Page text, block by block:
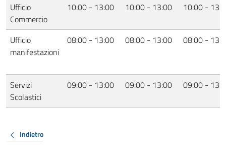
Ufficio
Commercio
10:00 - 13:00 10:00 - 13:00 10:00 -
Ufficio
manifestazioni
08:00 - 13:00 08:00 - 13:00 08:00 -
Servizi
Scolastici
09:00 - 13:00 09:00 - 13:00 09:00 -
Indietro